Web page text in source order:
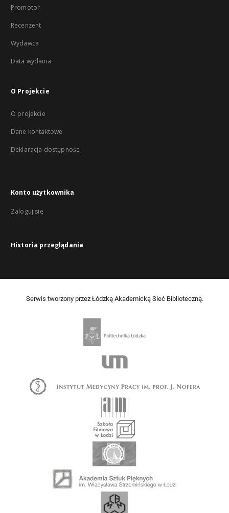
Promotor
Recenzent
Wydawca
Data wydania
O Projekcie
O projekcie
Dane kontaktowe
Deklaracja dostępności
Konto użytkownika
Zaloguj się
Historia przeglądania
Serwis tworzony przez Łódzką Akademicką Sieć Biblioteczną.